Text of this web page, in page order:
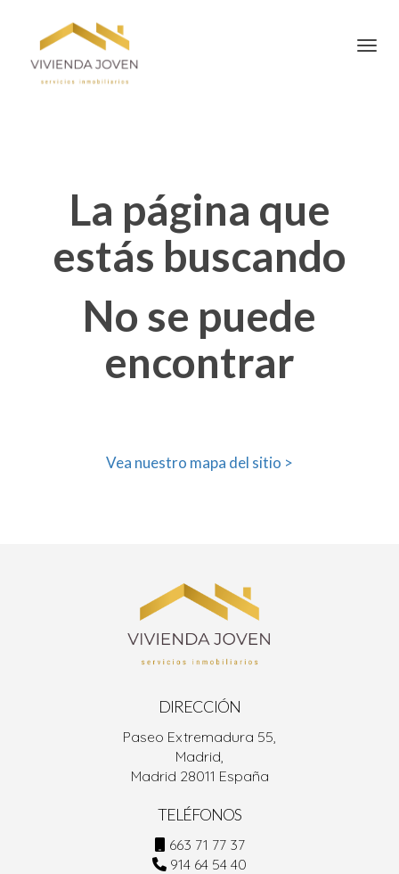
La página que
estás buscando
No se puede
encontrar
Vea nuestro mapa del sitio >
DIRECCIÓN
Paseo Extremadura 55,
Madrid,
Madrid 28011 España
TELÉFONOS
663 71 77 37
914 64 54 40